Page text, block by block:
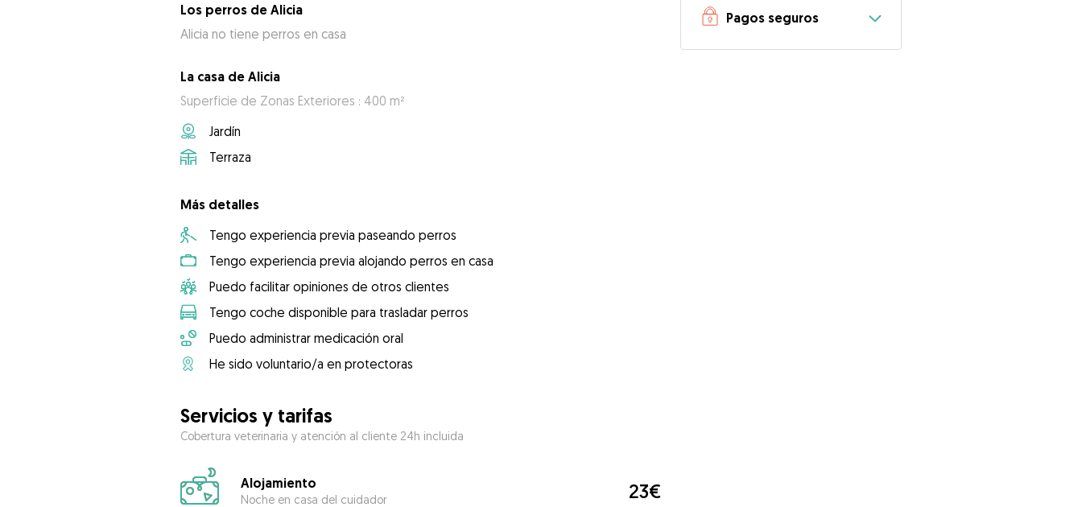
Los perros de Alicia
Alicia no tiene perros en casa
La casa de Alicia
Superficie de Zonas Exteriores : 400 m²
Jardín
Terraza
Más detalles
Tengo experiencia previa paseando perros
Tengo experiencia previa alojando perros en casa
Puedo facilitar opiniones de otros clientes
Tengo coche disponible para trasladar perros
Puedo administrar medicación oral
He sido voluntario/a en protectoras
Servicios y tarifas
Cobertura veterinaria y atención al cliente 24h incluida
Alojamiento
Noche en casa del cuidador 23€
Pagos seguros